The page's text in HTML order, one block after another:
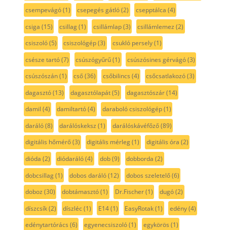
csempevágó(1) csepegés gátló(2) csepptálca (4)
csiga (15) csillag(1) csillámlap(3) csillámlemez (2)
csiszoló(5) csiszológép(3) csukló persely(1)
csésze tartó(7) csúszógyűrű(1) csúszósines gérvágó(3)
csúszószán(1) cső(36) csőbilincs (4) csőcsatlakozó(3)
dagasztó(13) dagasztólapát(5) dagasztószár(14)
damil (4) damiltartó(4) daraboló csiszológép(1)
daráló(8) darálóskeksz (1) darálóskávéfőző(89)
digitális hőmérő(3) digitális mérleg(1) digitális óra (2)
dióda (2) diódaráló(4) dob(9) dobborda (2)
dobcsillag(1) dobos daráló(12) dobos szeletelő(6)
doboz (30) dobtámasztó(1) Dr.Fischer(1) dugó(2)
díszcsík(2) díszléc(1) E14(1) EasyRotak(1) edény(4)
edénytartórács (6) egyenecsiszoló(1) egykörös (1)